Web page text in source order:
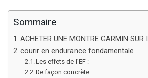
Sommaire
ACHETER UNE MONTRE GARMIN SUR
courir en endurance fondamentale
Les effets de l’EF :
De façon concrète :